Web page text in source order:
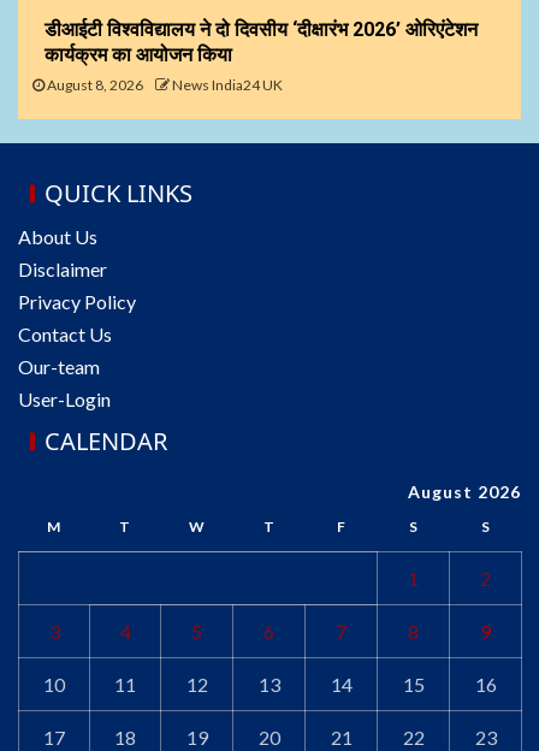
डीआईटी विश्वविद्यालय ने दो दिवसीय ‘दीक्षारंभ 2026’ ओरिएंटेशन
कार्यक्रम का आयोजन किया
August 8, 2026 News India24 UK
QUICK LINKS
About Us
Disclaimer
Privacy Policy
Contact Us
Our-team
User-Login
CALENDAR
August 2026
M T W T F S S
1 2
3 4 5 6 7 8 9
10 11 12 13 14 15 16
17 18 19 20 21 22 23